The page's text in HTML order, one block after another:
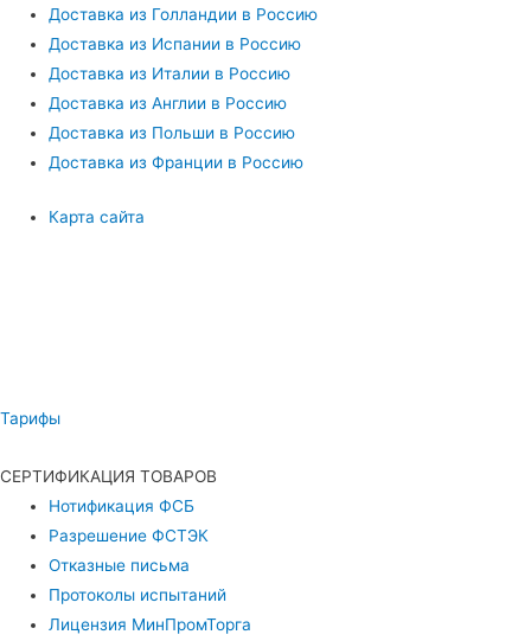
Доставка из Голландии в Россию
Доставка из Испании в Россию
Доставка из Италии в Россию
Доставка из Англии в Россию
Доставка из Польши в Россию
Доставка из Франции в Россию
Карта сайта
Тарифы
СЕРТИФИКАЦИЯ ТОВАРОВ
Нотификация ФСБ
Разрешение ФСТЭК
Отказные письма
Протоколы испытаний
Лицензия МинПромТорга